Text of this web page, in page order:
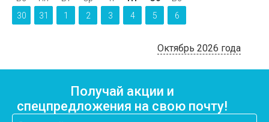
30
31
1
2
3
4
5
6
Октябрь 2026 года
Получай акции и
спецпредложения на свою почту!